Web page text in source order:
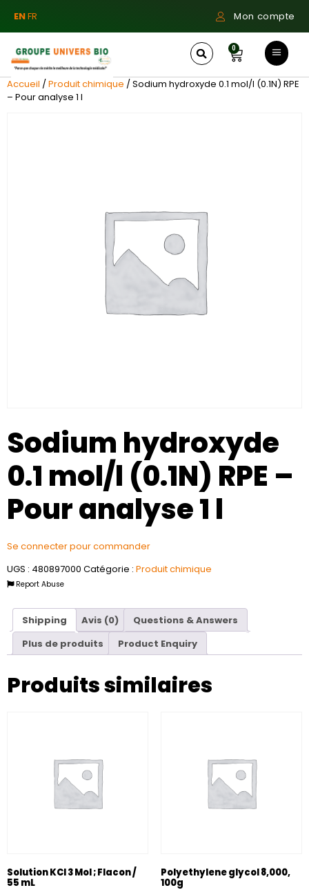
ENFR Mon compte
0
Accueil /Produit chimique / Sodium hydroxyde 0.1 mol/l (0.1N) RPE
– Pour analyse 1 l
Sodium hydroxyde
0.1 mol/l (0.1N) RPE –
Pour analyse 1 l
Se connecter pour commander
UGS : 480897000 Catégorie : Produit chimique
Report Abuse
Shipping Avis (0)
Questions & Answers
Plus de produits
Product Enquiry
Produits similaires
Solution KCl 3 Mol ; Flacon /
55 mL
Polyethylene glycol 8,000,
100g